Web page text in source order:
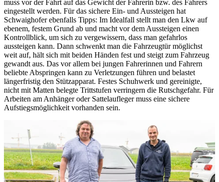
muss vor der Fahrt auf das Gewicht der Fahrerin bzw. des Fahrers
eingestellt werden. Für das sichere Ein- und Aussteigen hat
Schwaighofer ebenfalls Tipps: Im Idealfall stellt man den Lkw auf
ebenem, festem Grund ab und macht vor dem Aussteigen einen
Kontrollblick, um sich zu vergewissern, dass man gefahrlos
aussteigen kann. Dann schwenkt man die Fahrzeugtür möglichst
weit auf, hält sich mit beiden Händen fest und steigt zum Fahrzeug
gewandt aus. Das vor allem bei jungen Fahrerinnen und Fahrern
beliebte Abspringen kann zu Verletzungen führen und belastet
längerfristig den Stützapparat. Festes Schuhwerk und gereinigte,
nicht mit Matten belegte Trittstufen verringern die Rutschgefahr. Für
Arbeiten am Anhänger oder Sattelaufleger muss eine sichere
Aufstiegsmöglichkeit vorhanden sein.